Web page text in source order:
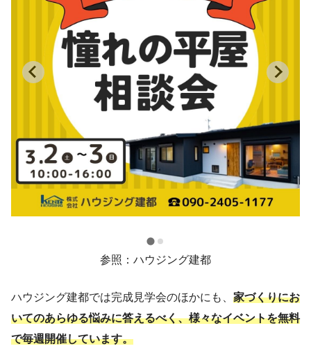
参照：ハウジング建都
ハウジング建都では完成見学会のほかにも、 家づくりにお
いてのあらゆる悩みに答えるべく、様々なイベントを無料
で毎週開催しています。